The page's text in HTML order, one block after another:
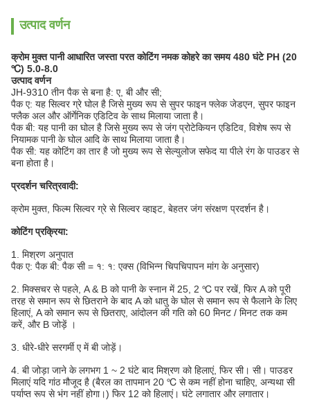
उत्पाद वर्णन
क्रोम मुक्त पानी आधारित जस्ता परत कोटिंग नमक कोहरे का समय 480 घंटे PH (20
℃) ​​5.0-8.0
उत्पाद वर्णन
JH-9310 तीन पैक से बना है: ए, बी और सी;
पैक ए: यह सिल्वर ग्रे घोल है जिसे मुख्य रूप से सुपर फाइन फ्लेक जेडएन, सुपर फाइन
फ्लैक अल और ऑर्गेनिक एडिटिव के साथ मिलाया जाता है।
पैक बी: यह पानी का घोल है जिसे मुख्य रूप से जंग प्रोटेकियन एडिटिव, विशेष रूप से
नियामक पानी के घोल आदि के साथ मिलाया जाता है।
पैक सी: यह कोटिंग का तार है जो मुख्य रूप से सेल्युलोज सफेद या पीले रंग के पाउडर से
बना होता है।
प्रदर्शन चरित्रवादी:
क्रोम मुक्त, फिल्म सिल्वर ग्रे से सिल्वर व्हाइट, बेहतर जंग संरक्षण प्रदर्शन है।
कोटिंग प्रक्रिया:
1. मिश्रण अनुपात
पैक ए: पैक बी: पैक सी = १: १: एक्स (विभिन्न चिपचिपापन मांग के अनुसार)
2. मिक्सचर से पहले, A & B को पानी के स्नान में 25, 2 ℃ पर रखें, फिर A को पूरी
तरह से समान रूप से छितराने के बाद A को धातु के घोल से समान रूप से फैलाने के लिए
हिलाएं, A को समान रूप से छितराए, आंदोलन की गति को 60 मिनट / मिनट तक कम
करें, और B जोड़ें ।
3. धीरे-धीरे सरगर्मी ए में बी जोड़ें।
4. बी जोड़ा जाने के लगभग 1 ~ 2 घंटे बाद मिश्रण को हिलाएं, फिर सी। सी। पाउडर
मिलाएं यदि गांठ मौजूद है (बैरल का तापमान 20 ℃ से कम नहीं होना चाहिए, अन्यथा सी
पर्याप्त रूप से भंग नहीं होगा।) फिर 12 को हिलाएं। घंटे लगातार और लगातार।